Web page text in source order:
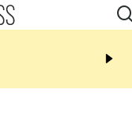
08:11
de cartes à